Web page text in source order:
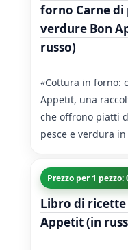
forno Carne di
verdure Bon
russo)
«Cottura in forno:
Appetit, una
che offrono piatti
pesce e verdura
Prezzo per 1 pezzo:
Libro di ricette
Appetit (in